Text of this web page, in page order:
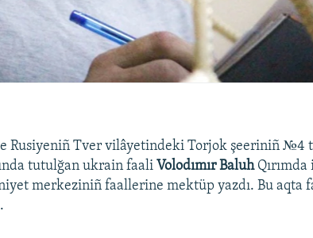
Rusiyeniñ Tver vilâyetindeki Torjok şeeriniñ №4
tutulğan ukrain faali Volodımır Baluh
merkeziniñ faallerine mektüp yazdı. Bu aqta